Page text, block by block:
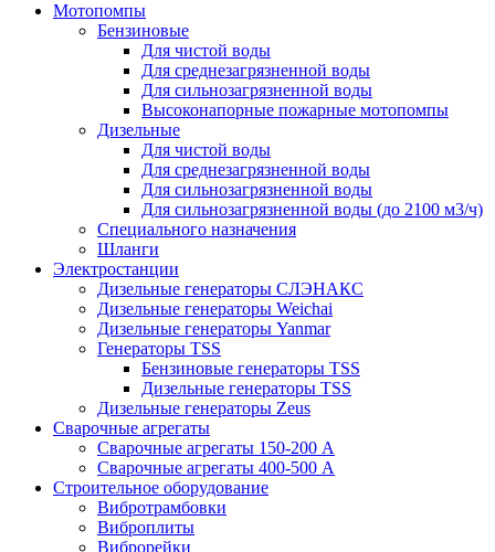
Мотопомпы
Бензиновые
Для чистой воды
Для среднезагрязненной воды
Для сильнозагрязненной воды
Высоконапорные пожарные мотопомпы
Дизельные
Для чистой воды
Для среднезагрязненной воды
Для сильнозагрязненной воды
Для сильнозагрязненной воды (до 2100 м3/ч)
Специального назначения
Шланги
Электростанции
Дизельные генераторы СЛЭНАКС
Дизельные генераторы Weichai
Дизельные генераторы Yanmar
Генераторы TSS
Бензиновые генераторы TSS
Дизельные генераторы TSS
Дизельные генераторы Zeus
Сварочные агрегаты
Сварочные агрегаты 150-200 А
Сварочные агрегаты 400-500 А
Строительное оборудование
Вибротрамбовки
Виброплиты
Виброрейки